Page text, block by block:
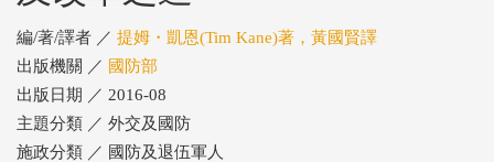
編/著/譯者 ／ 提姆・凱恩(Tim Kane)著，黃國賢譯
出版機關 ／ 國防部
出版日期 ／ 2016-08
主題分類 ／ 外交及國防
施政分類 ／ 國防及退伍軍人